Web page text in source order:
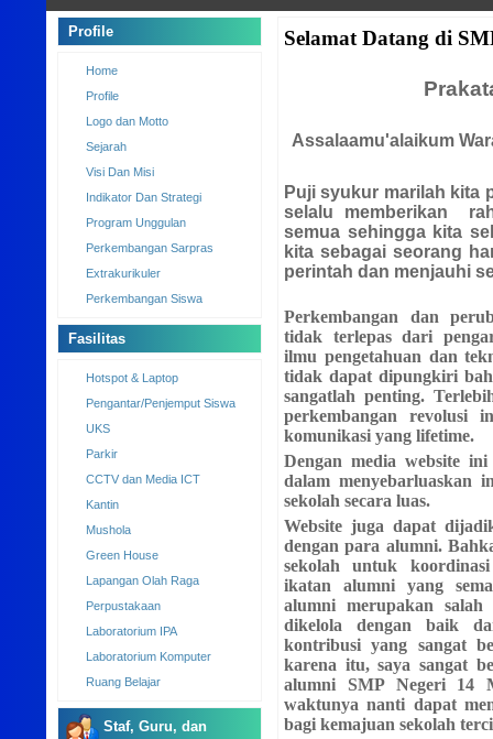
Profile
Home
Profile
Logo dan Motto
Sejarah
Visi Dan Misi
Indikator Dan Strategi
Program Unggulan
Perkembangan Sarpras
Extrakurikuler
Ruang Belajar
Selamat Datang di
Assalaamu'alaikum
Puji syukur marilah kita
selalu memberikan
semua sehingga kita
kita sebagai seorang
perintah dan menjauhi
Perkembangan dan
tidak terlepas dari
ilmu pengetahuan dan
tidak dapat dipungkiri
sangatlah penting.
perkembangan revolusi
komunikasi yang lifetime.
Dengan media website
dalam menyebarluaskan
sekolah secara luas.
Website juga dapat
dengan para alumni.
sekolah untuk
ikatan alumni yang
alumni merupakan
dikelola dengan baik
kontribusi yang sangat
karena itu, saya sangat
alumni SMP Negeri 14
waktunya nanti dapat
bagi kemajuan sekolah